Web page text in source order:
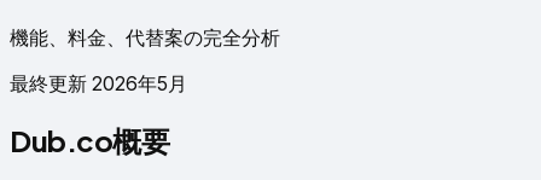
機能、料金、代替案の完全分析
最終更新 2026年5月
Dub.co概要